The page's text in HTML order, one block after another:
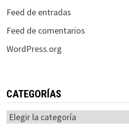
Feed de entradas
Feed de comentarios
WordPress.org
CATEGORÍAS
Categorías